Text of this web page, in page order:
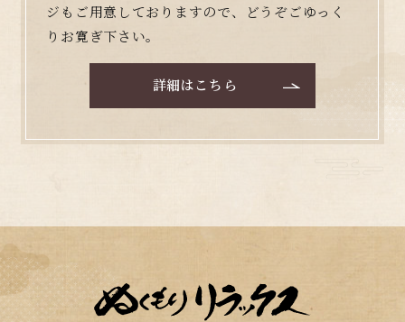
ジもご用意しておりますので、どうぞごゆっく
りお寛ぎ下さい。
詳細はこちら